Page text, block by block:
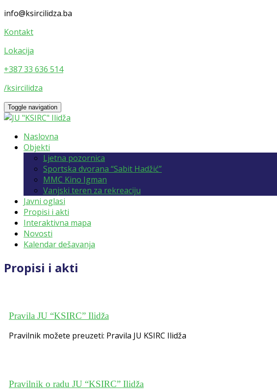
info@ksircilidza.ba
Kontakt
Lokacija
+387 33 636 514
/ksircilidza
Toggle navigation
Naslovna
Objekti
Ljetna pozornica
Sportska dvorana “Sabit Hadžić”
MMC Kino Igman
Vanjski teren za rekreaciju
Javni oglasi
Propisi i akti
Interaktivna mapa
Novosti
Kalendar dešavanja
Propisi i akti
Pravila JU “KSIRC” Ilidža
Pravilnik možete preuzeti: Pravila JU KSIRC Ilidža
Pravilnik o radu JU “KSIRC” Ilidža